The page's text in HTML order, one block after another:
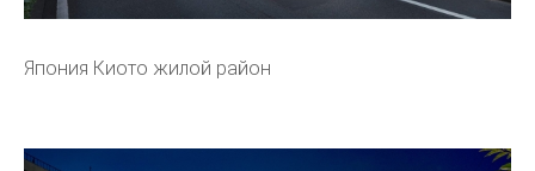
Япония Киото жилой район